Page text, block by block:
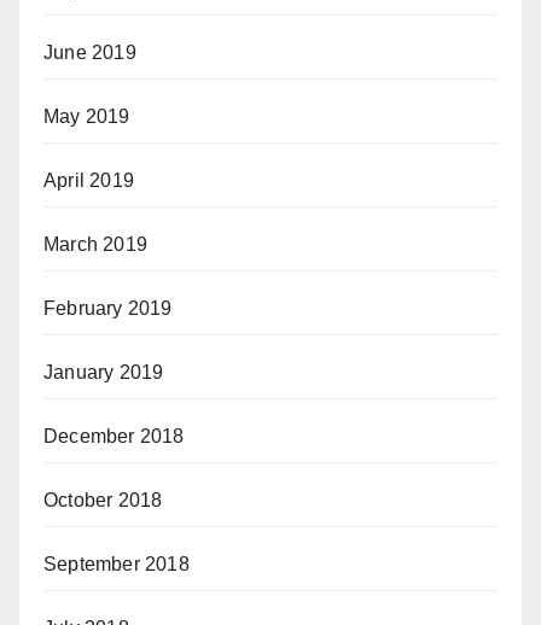
June 2019
May 2019
April 2019
March 2019
February 2019
January 2019
December 2018
October 2018
September 2018